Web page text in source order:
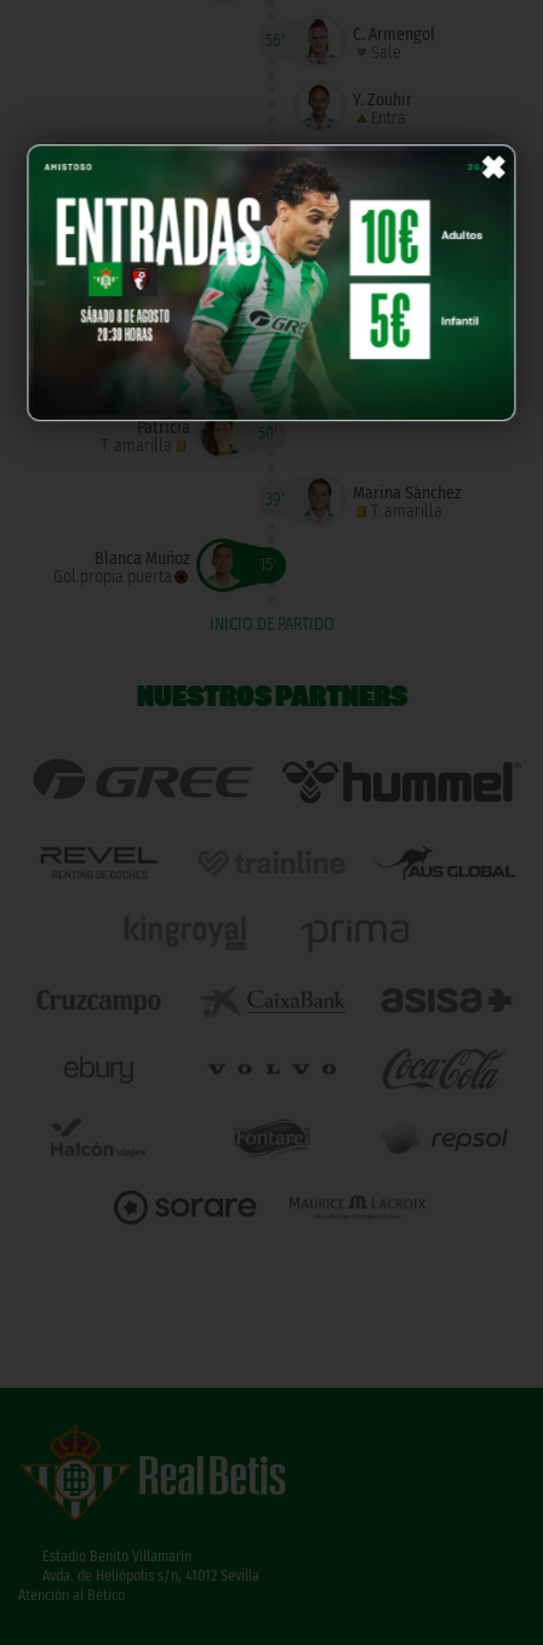
×
56'
C. Armengol
Sale
Y. Zouhir
Entra
S. Diki
Sale
Entra
R. Babajide
50'
Patricia
T. amarilla
39'
Marina Sánchez
T. amarilla
15'
Blanca Muñoz
Gol propia puerta
INICIO DE PARTIDO
NUESTROS PARTNERS
Estadio Benito Villamarín
Avda. de Heliópolis s/n, 41012 Sevilla
Atención al Bético